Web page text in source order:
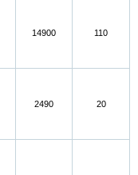
14900 110
2490 20